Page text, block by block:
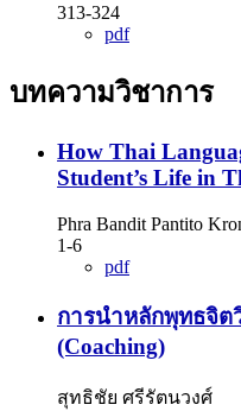
313-324
pdf
บทความวิชาการ
How Thai
Student’s Life in
Phra Bandit Pantito
1-6
pdf
การนำหลักพุทธจิต
(Coaching)
สุทธิชัย ศรีรัตนวงศ์